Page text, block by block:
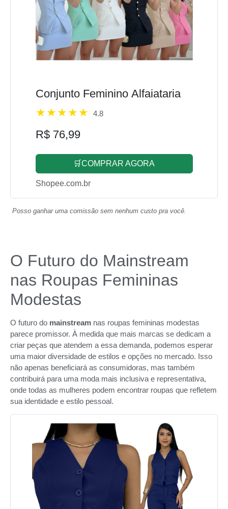
Conjunto Feminino Alfaiataria
4.8
R$ 76,99
🛒COMPRAR AGORA
Shopee.com.br
Posso ganhar uma comissão sem nenhum custo pra você.
O Futuro do Mainstream
nas Roupas Femininas
Modestas
O futuro do mainstream nas roupas femininas modestas
parece promissor. À medida que mais marcas se dedicam a
criar peças que atendem a essa demanda, podemos esperar
uma maior diversidade de estilos e opções no mercado. Isso
não apenas beneficiará as consumidoras, mas também
contribuirá para uma moda mais inclusiva e representativa,
onde todas as mulheres podem encontrar roupas que refletem
sua identidade e estilo pessoal.